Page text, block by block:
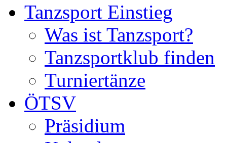
Tanzsport Einstieg
Was ist Tanzsport?
Tanzsportklub finden
Turniertänze
ÖTSV
Präsidium